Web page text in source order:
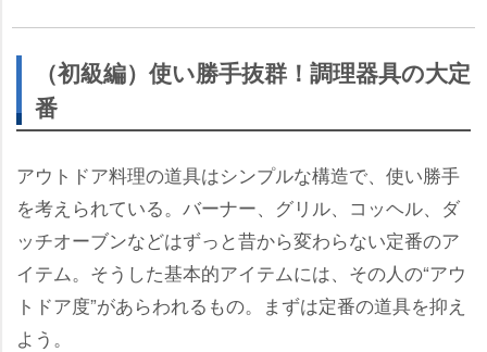
（初級編）使い勝手抜群！調理器具の大定
番
アウトドア料理の道具はシンプルな構造で、使い勝手
を考えられている。バーナー、グリル、コッヘル、ダ
ッチオーブンなどはずっと昔から変わらない定番のア
イテム。そうした基本的アイテムには、その人の“アウ
トドア度”があらわれるもの。まずは定番の道具を抑え
よう。